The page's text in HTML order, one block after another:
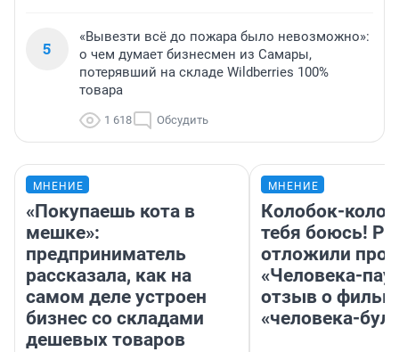
5
«Вывезти всё до пожара было невозможно»:
о чем думает бизнесмен из Самары,
потерявший на складе Wildberries 100%
товара
1 618 Обсудить
МНЕНИЕ
«Покупаешь кота в
мешке»:
предприниматель
рассказала, как на
самом деле устроен
бизнес со складами
дешевых товаров
МНЕНИЕ
Колобок-
тебя боюсь!
отложили
«Человека-
отзыв о
«человека-